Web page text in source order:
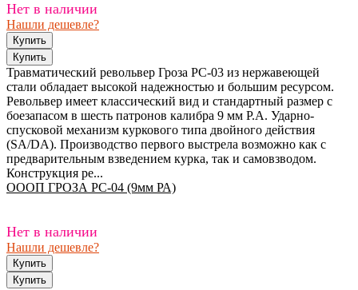
Нет в наличии
Нашли дешевле?
Травматический револьвер Гроза РС-03 из нержавеющей
стали обладает высокой надежностью и большим ресурсом.
Револьвер имеет классический вид и стандартный размер с
боезапасом в шесть патронов калибра 9 мм P.A. Ударно-
спусковой механизм куркового типа двойного действия
(SA/DA). Производство первого выстрела возможно как с
предварительным взведением курка, так и самовзводом.
Конструкция ре...
ОООП ГРОЗА РС-04 (9мм РА)
Нет в наличии
Нашли дешевле?